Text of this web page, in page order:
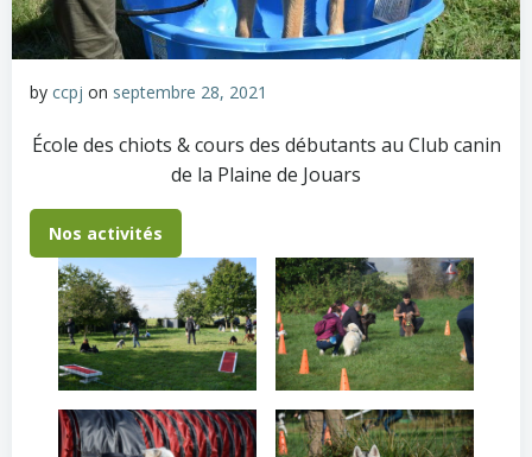
by ccpj on septembre 28, 2021
École des chiots & cours des débutants au Club canin
de la Plaine de Jouars
Nos activités